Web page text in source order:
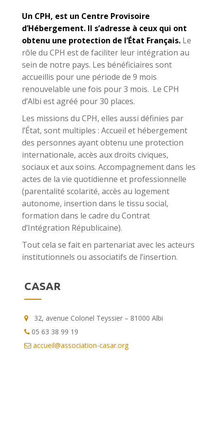
Un CPH, est un Centre Provisoire
d’Hébergement. Il s’adresse à ceux qui ont
obtenu une protection de l’État Français. Le
rôle du CPH est de faciliter leur intégration au
sein de notre pays. Les bénéficiaires sont
accueillis pour une période de 9 mois
renouvelable une fois pour 3 mois. Le CPH
d’Albi est agréé pour 30 places.
Les missions du CPH, elles aussi définies par
l’État, sont multiples : Accueil et hébergement
des personnes ayant obtenu une protection
internationale, accès aux droits civiques,
sociaux et aux soins. Accompagnement dans les
actes de la vie quotidienne et professionnelle
(parentalité scolarité, accès au logement
autonome, insertion dans le tissu social,
formation dans le cadre du Contrat
d’Intégration Républicaine).
Tout cela se fait en partenariat avec les acteurs
institutionnels ou associatifs de l’insertion.
CASAR
32, avenue Colonel Teyssier – 81000 Albi
05 63 38 99 19
accueil@association-casar.org